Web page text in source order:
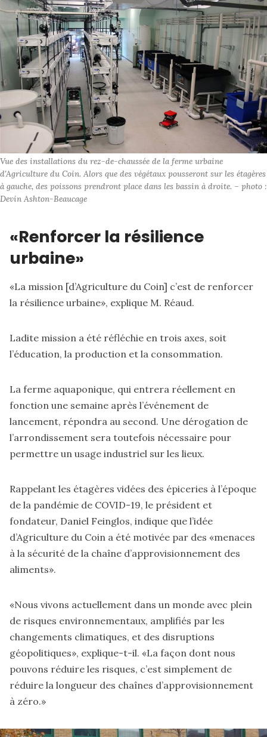
Vue des installations du rez-de-chaussée de la ferme urbaine
d'Agriculture du Coin. Alors que des végétaux pousseront sur les étagères
à gauche, des poissons prendront place dans les bassin à droite. – photo :
Devin Ashton-Beaucage
«Renforcer la résilience
urbaine»
«La mission [d’Agriculture du Coin] c’est de renforcer
la résilience urbaine», explique M. Réaud.
Ladite mission a été réfléchie en trois axes, soit
l’éducation, la production et la consommation.
La ferme aquaponique, qui entrera réellement en
fonction une semaine après l’événement de
lancement, répondra au second. Une dérogation de
l’arrondissement sera toutefois nécessaire pour
permettre un usage industriel sur les lieux.
Rappelant les étagères vidées des épiceries à l’époque
de la pandémie de COVID-19, le président et
fondateur, Daniel Feinglos, indique que l’idée
d’Agriculture du Coin a été motivée par des «menaces
à la sécurité de la chaîne d’approvisionnement des
aliments».
«Nous vivons actuellement dans un monde avec plein
de risques environnementaux, amplifiés par les
changements climatiques, et des disruptions
géopolitiques», explique-t-il. «La façon dont nous
pouvons réduire les risques, c’est simplement de
réduire la longueur des chaînes d’approvisionnement
à zéro.»